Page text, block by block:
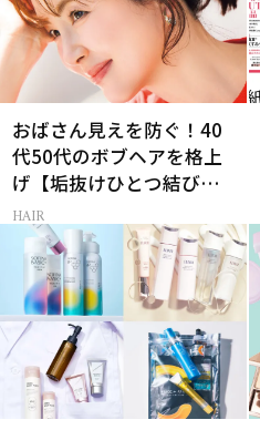
おばさん見えを防ぐ！40
代50代のボブヘアを格上
げ【垢抜けひとつ結び】
のルール
HAIR